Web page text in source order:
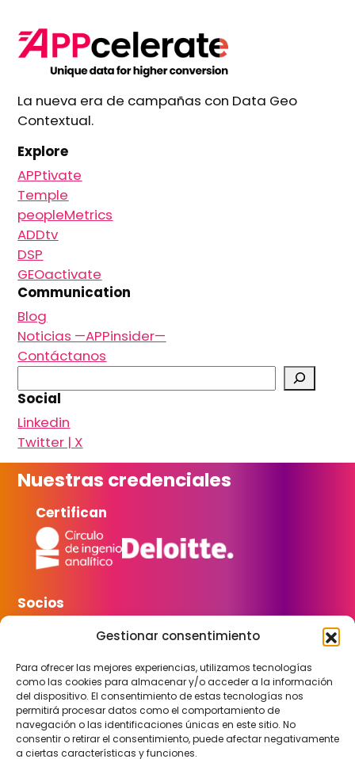
Gestionar consentimiento
Para ofrecer las mejores experiencias, utilizamos tecnologías
como las cookies para almacenar y/o acceder a la información
del dispositivo. El consentimiento de estas tecnologías nos
permitirá procesar datos como el comportamiento de
navegación o las identificaciones únicas en este sitio. No
consentir o retirar el consentimiento, puede afectar negativamente
a ciertas características y funciones.
La nueva era de campañas con Data Geo
Contextual.
Explore
APPtivate
Temple
peopleMetrics
ADDtv
DSP
GEOactivate
Communication
Blog
Noticias —APPinsider—
Contáctanos
u
s
c
a
r
Social
Linkedin
Twitter | X
Nuestras credenciales
Certifican
Socios
Seguridad